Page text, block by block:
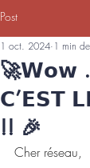
Post
🚀𝗪𝗼𝘄
𝗖’𝗘𝗦𝗧
!! 🎉
1 oct. 2024 1 min
Cher réseau,